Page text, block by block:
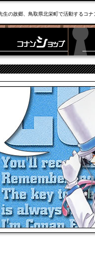
の故郷、鳥取県北栄町で活動するコ